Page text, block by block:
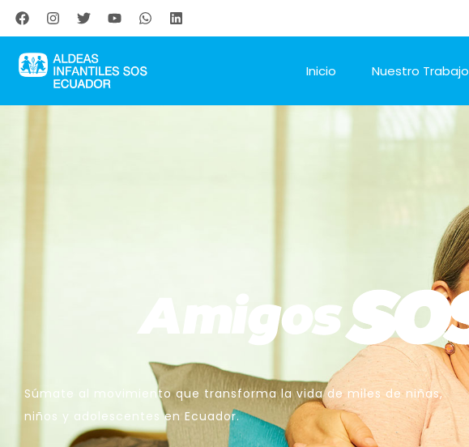
Inicio Nuestro Trabajo
Súmate al movimiento que transforma la vida de miles de niñas,
niños y adolescentes en Ecuador.